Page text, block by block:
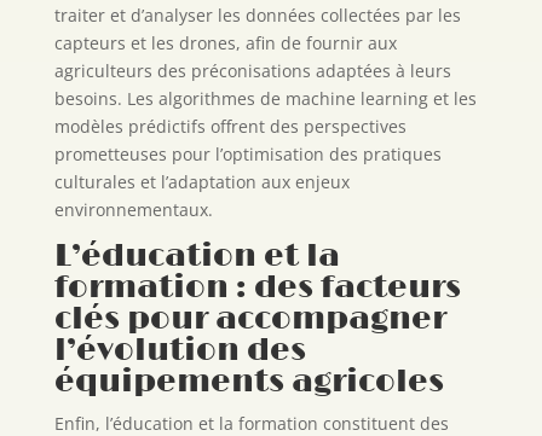
traiter et d’analyser les données collectées par les
capteurs et les drones, afin de fournir aux
agriculteurs des préconisations adaptées à leurs
besoins. Les algorithmes de machine learning et les
modèles prédictifs offrent des perspectives
prometteuses pour l’optimisation des pratiques
culturales et l’adaptation aux enjeux
environnementaux.
L’éducation et la
formation : des facteurs
clés pour accompagner
l’évolution des
équipements agricoles
Enfin, l’éducation et la formation constituent des